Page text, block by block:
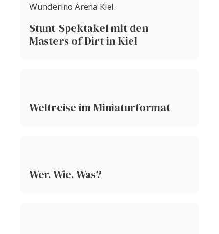
Stunt-Spektakel mit den
Masters of Dirt in Kiel
Weltreise im Miniaturformat
Wer. Wie. Was?